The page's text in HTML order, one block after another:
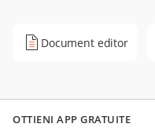
Document editor
OTTIENI APP GRATUITE